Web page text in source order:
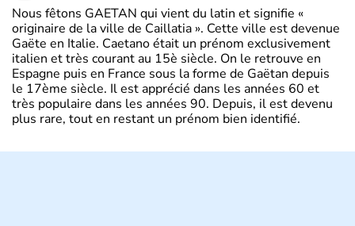
Nous fêtons GAETAN qui vient du latin et signifie «
originaire de la ville de Caillatia ». Cette ville est devenue
Gaëte en Italie. Caetano était un prénom exclusivement
italien et très courant au 15è siècle. On le retrouve en
Espagne puis en France sous la forme de Gaëtan depuis
le 17ème siècle. Il est apprécié dans les années 60 et
très populaire dans les années 90. Depuis, il est devenu
plus rare, tout en restant un prénom bien identifié.